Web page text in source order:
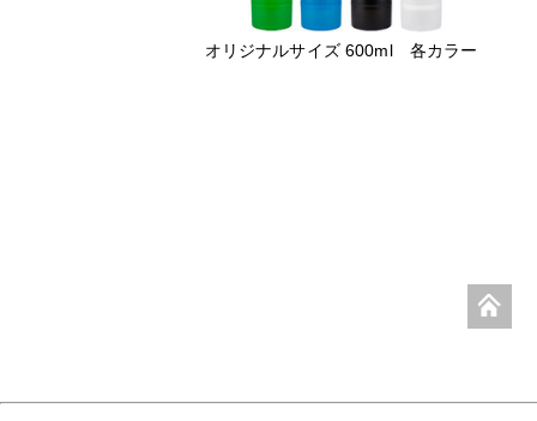
オリジナルサイズ 600ml 各カラー